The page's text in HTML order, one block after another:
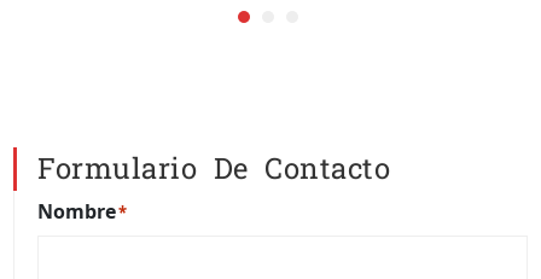
Formulario De Contacto
Nombre*